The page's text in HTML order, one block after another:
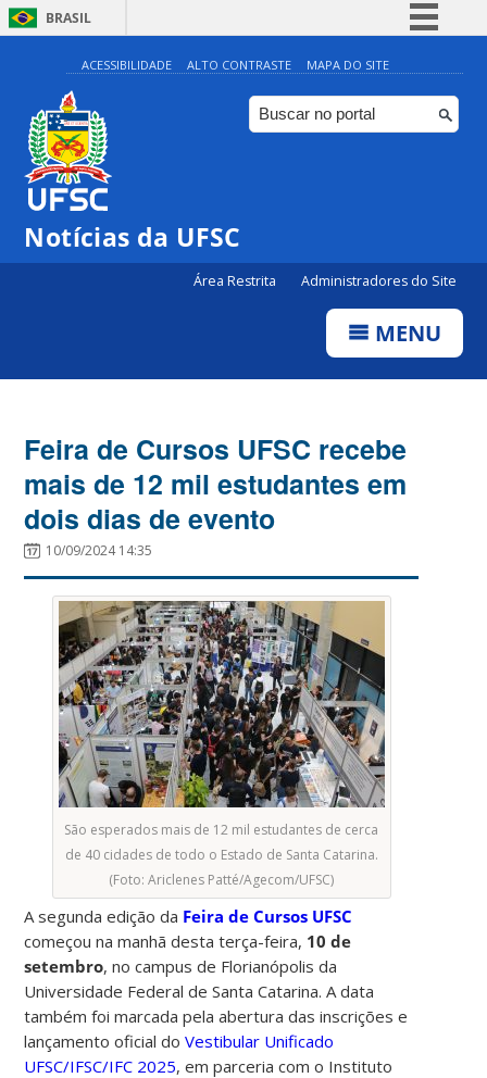
BRASIL
Simplifique!
Comunica BR
Participe
ACESSIBILIDADE ALTO CONTRASTE MAPA DO SITE
Notícias da UFSC
Área Restrita Administradores do Site
MENU
Feira de Cursos UFSC recebe
mais de 12 mil estudantes em
dois dias de evento
10/09/2024 14:35
São esperados mais de 12 mil estudantes de cerca
de 40 cidades de todo o Estado de Santa Catarina.
(Foto: Ariclenes Patté/Agecom/UFSC)
A segunda edição da Feira de Cursos UFSC
começou na manhã desta terça-feira, 10 de
setembro, no campus de Florianópolis da
Universidade Federal de Santa Catarina. A data
também foi marcada pela abertura das inscrições e
lançamento oficial doVestibular Unificado
UFSC/IFSC/IFC 2025, em parceria com o Instituto